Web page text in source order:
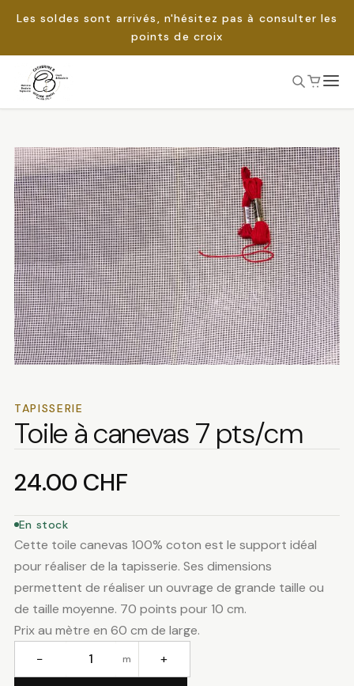
Les soldes sont arrivés, n'hésitez pas à consulter les
points de croix
Passer
TAPISSERIE
Toile à canevas 7 pts/cm
24.00 CHF
En stock
Cette toile canevas 100% coton est le support idéal
pour réaliser de la tapisserie. Ses dimensions
permettent de réaliser un ouvrage de grande taille ou
de taille moyenne. 70 points pour 10 cm.
Prix au mètre en 60 cm de large.
− m +